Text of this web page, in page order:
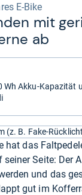
E-Bike
mit
ab
Wh Akku-Kapazität
(z. B. Fake-
hat das
Seite: Der
und das
gut im